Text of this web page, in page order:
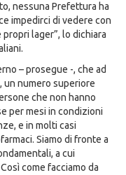
nessuna Prefettura ha
impedirci di vedere con
lager”, lo dichiara
– prosegue -, che ad
un numero superiore
che non hanno
per mesi in condizioni
e in molti casi
Siamo di fronte a
a cui
come facciamo da